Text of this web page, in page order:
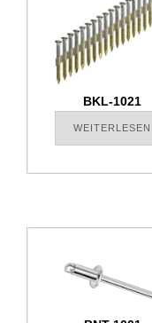
BKL-1021
WEITERLESEN